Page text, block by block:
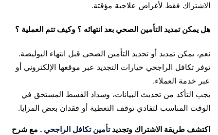
الاشتراك فقط لأغراض علاجية مؤقتة.
هل يمكن تمديد التأمين الصحي بعد انتهائه ؟ وكيف تتم العملية ؟
نعم، يمكن تمديد أو تجديد التأمين الصحي قبل انتهاء البوليصة.
توفر تكافل الراجحي خيارات التجديد عبر موقعها الإلكتروني أو
عبر خدمة العملاء.
يجب التأكد من تحديث البيانات، وسداد القسط المستحق في
الوقت المناسب لتفادي توقف التغطية أو فقدان بعض المزايا.
اكتشف طريقة الاشتراك وتجديدتأمين تكافل الراجحي . مع شرح